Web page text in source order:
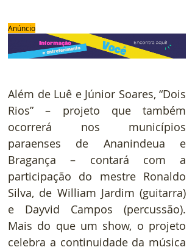
Anúncio
Além de Luê e Júnior Soares, “Dois
Rios” – projeto que também
ocorrerá nos municípios
paraenses de Ananindeua e
Bragança – contará com a
participação do mestre Ronaldo
Silva, de William Jardim (guitarra)
e Dayvid Campos (percussão).
Mais do que um show, o projeto
celebra a continuidade da música